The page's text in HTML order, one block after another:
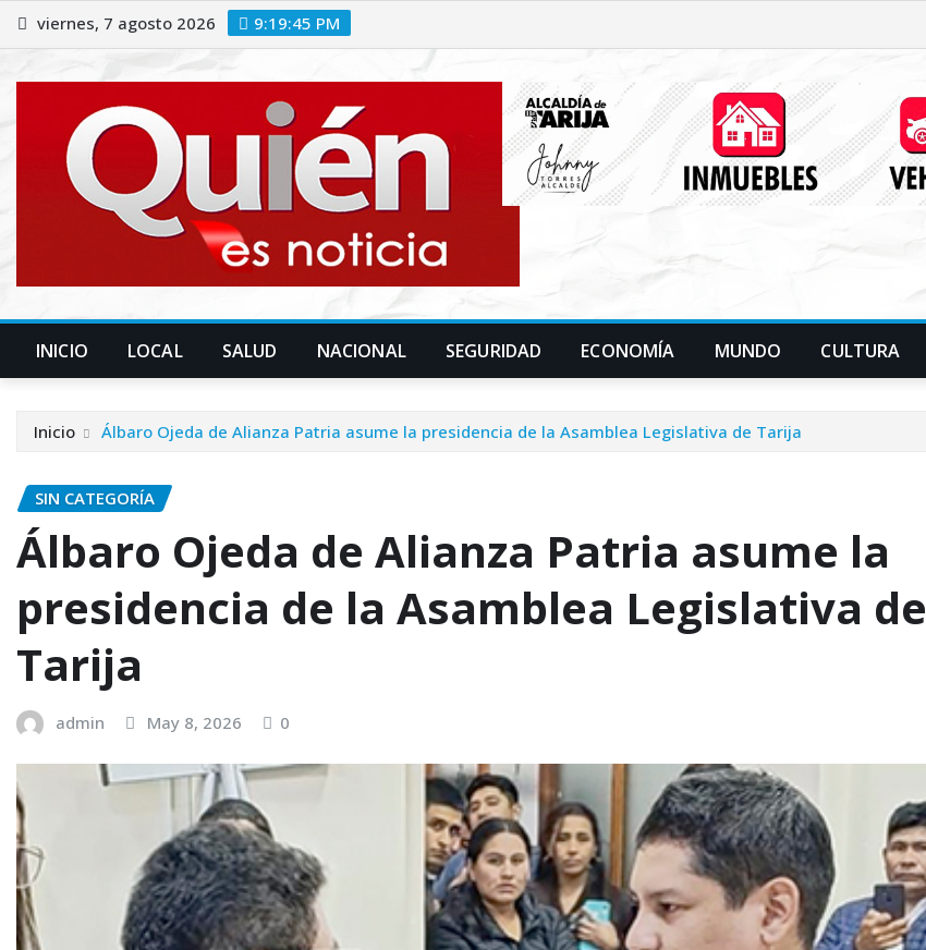
Saltar
al
viernes, 7 agosto 2026 9:19:46 PM
INICIO LOCAL SALUD NACIONAL SEGURIDAD ECONOMÍA MUNDO CULTURA
Inicio Álbaro Ojeda de Alianza Patria asume la presidencia de la Asamblea Legislativa de Tarija
SIN CATEGORÍA
Álbaro Ojeda de Alianza Patria asume la
presidencia de la Asamblea Legislativa de
Tarija
admin May 8, 2026 0